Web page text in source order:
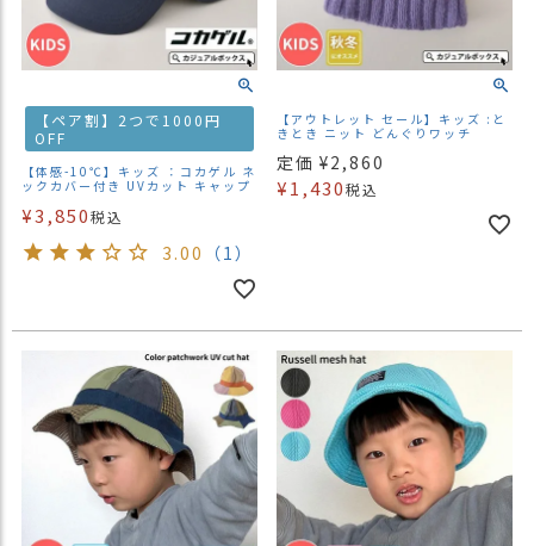
【ペア割】2つで1000円
OFF
【体感-10℃】キッズ ：コカゲル ネ
ックカバー付き UVカット キャップ
¥3,850税込
3.00 （1）
【アウトレット セール】キッズ :と
きとき ニット どんぐりワッチ
定価 ¥2,860
¥1,430税込